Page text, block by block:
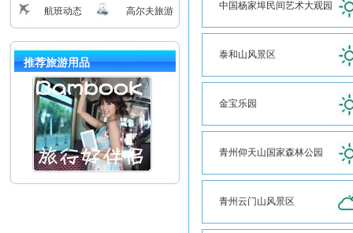
航班动态
高尔夫旅游
推荐旅游用品
中国杨家埠民间艺术大观园
泰和山风景区
金宝乐园
青州仰天山国家森林公园
青州云门山风景区